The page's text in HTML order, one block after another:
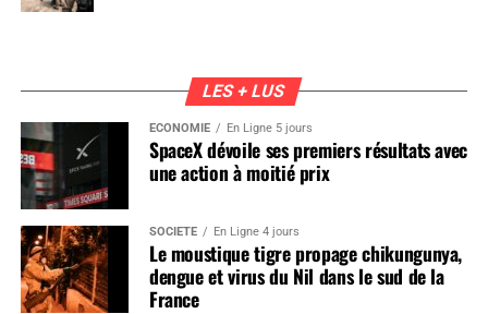
LES + LUS
ÉCONOMIE En Ligne 5 jours
SpaceX dévoile ses premiers résultats avec
une action à moitié prix
SOCIÉTÉ En Ligne 4 jours
Le moustique tigre propage chikungunya,
dengue et virus du Nil dans le sud de la
France